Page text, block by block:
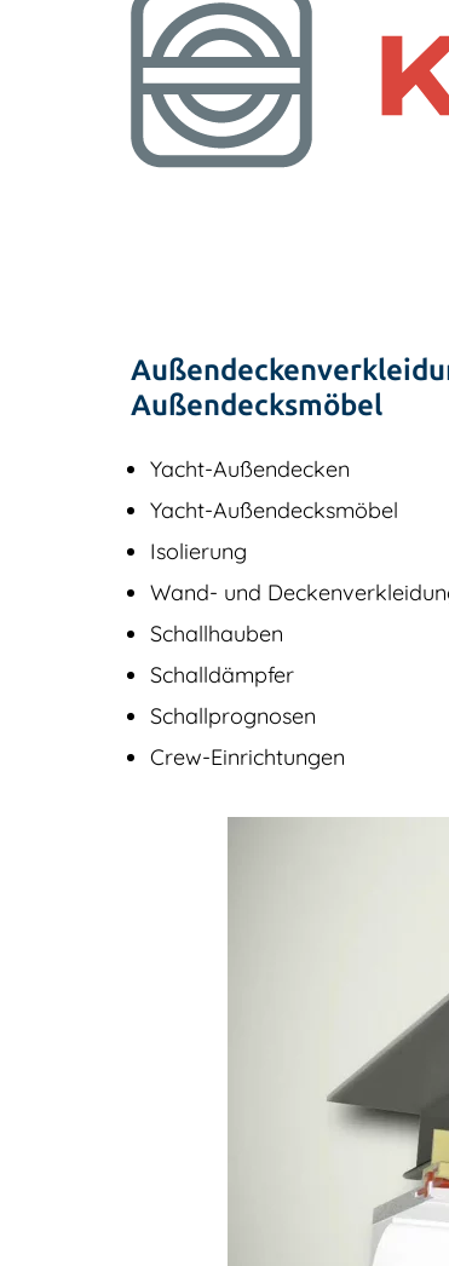
Außendecksmöbel
Yacht-Außendecken
Yacht-Außendecksmöbel
Isolierung
Wand- und
Schallhauben
Schalldämpfer
Schallprognosen
Crew-Einrichtungen